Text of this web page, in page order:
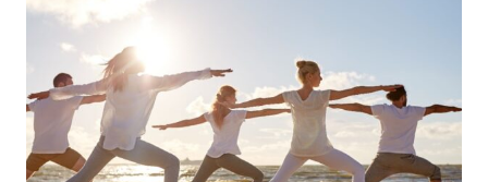
N 5G
-RO
LLOUT WI
RKLICH AN
TREIBT.